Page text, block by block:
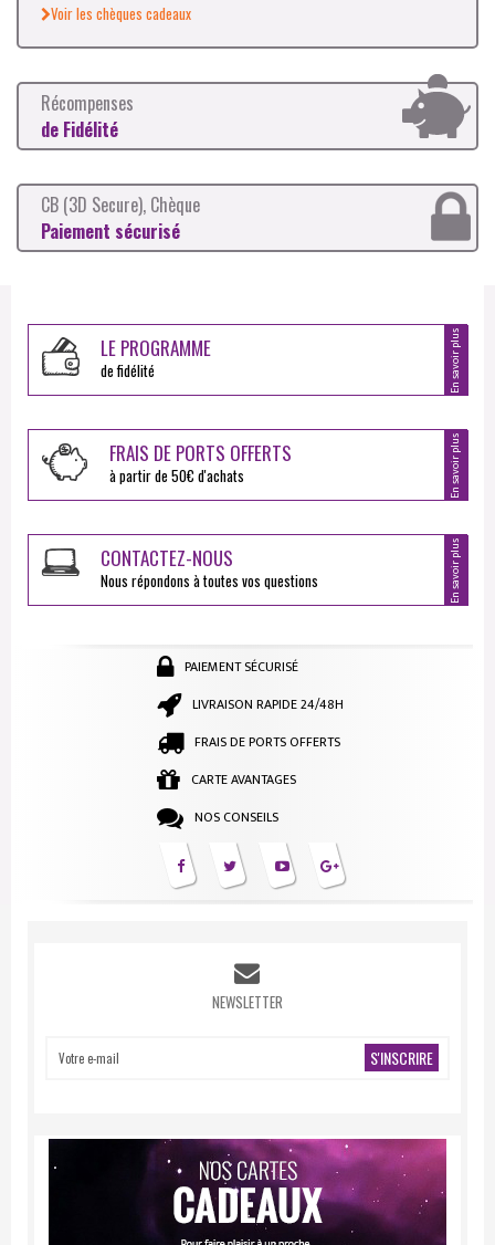
Voir les chèques cadeaux
Récompenses
de Fidélité
CB (3D Secure), Chèque
Paiement sécurisé
LE PROGRAMME
de fidélité En savoir plus
FRAIS DE PORTS OFFERTS
à partir de 50€ d'achats En savoir plus
CONTACTEZ-NOUS
Nous répondons à toutes vos questions En savoir plus
PAIEMENT SÉCURISÉ
LIVRAISON RAPIDE 24/48H
FRAIS DE PORTS OFFERTS
CARTE AVANTAGES
NOS CONSEILS
NEWSLETTER
S'INSCRIRE